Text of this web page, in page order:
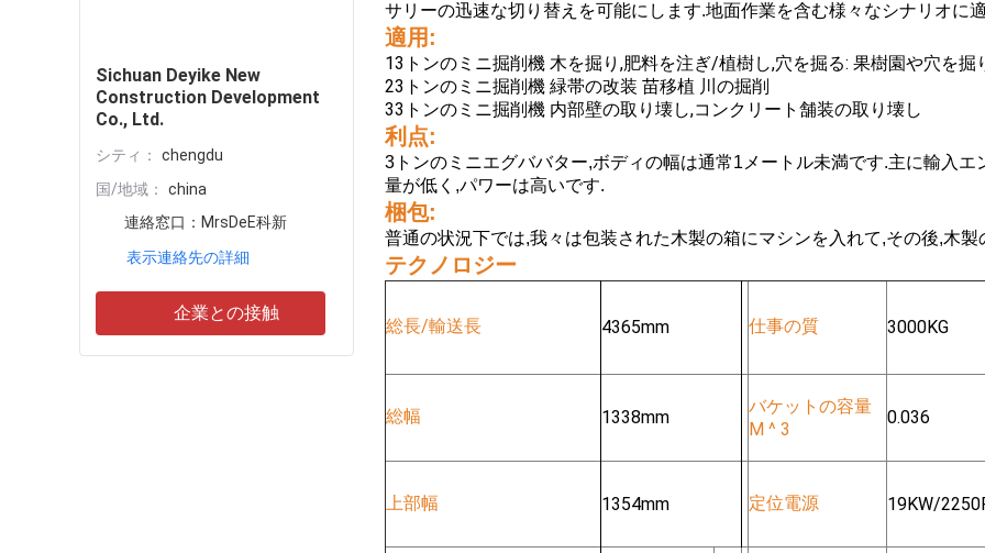
Sichuan Deyike New
Construction Development
Co., Ltd.
シティ：
chengdu
国/地域：
china
連絡窓口： MrsDeE科新
表示連絡先の詳細
企業との接触
サリーの迅速な切り替えを可能にします.地面作業を含む様々なシナリオに
適用:
13トンのミニ掘削機 木を掘り,肥料を注ぎ/植樹し,穴を掘る: 果樹園や穴を
23トンのミニ掘削機 緑帯の改装 苗移植 川の掘削
33トンのミニ掘削機 内部壁の取り壊し,コンクリート舗装の取り壊し
利点:
3トンのミニエグババター,ボディの幅は通常1メートル未満です.主に輸入
量が低く,パワーは高いです.
梱包:
普通の状況下では,我々は包装された木製の箱にマシンを入れて,その後,木
テクノロジー
総長/輸送長 4365mm 仕事の質 3000KG
総幅 1338mm
バケットの容量
M ^ 3
0.036
上部幅 1354mm 定位電源 19KW/